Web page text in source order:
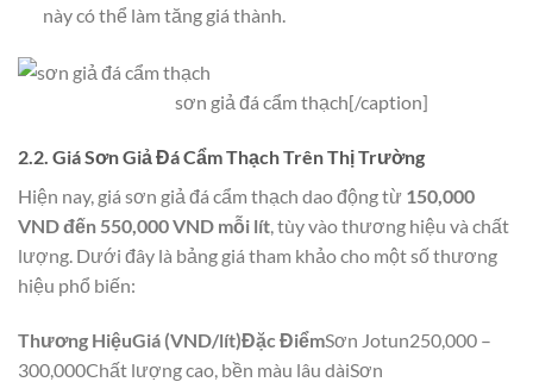
này có thể làm tăng giá thành.
sơn giả đá cẩm thạch[/caption]
2.2. Giá Sơn Giả Đá Cẩm Thạch Trên Thị Trường
Hiện nay, giá sơn giả đá cẩm thạch dao động từ 150,000
VND đến 550,000 VND mỗi lít, tùy vào thương hiệu và chất
lượng. Dưới đây là bảng giá tham khảo cho một số thương
hiệu phổ biến:
Thương HiệuGiá (VND/lít)Đặc ĐiểmSơn Jotun250,000 –
300,000Chất lượng cao, bền màu lâu dàiSơn